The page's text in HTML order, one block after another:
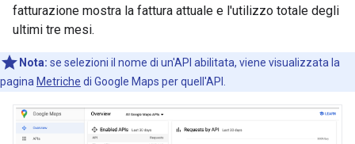
fatturazione mostra la fattura attuale e l'utilizzo totale degli
ultimi tre mesi.
Nota: se selezioni il nome di un'API abilitata, viene visualizzata la
pagina Metriche di Google Maps per quell'API.